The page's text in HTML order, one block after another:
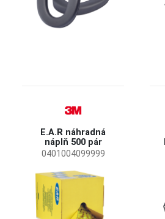
Hygienický set
Dávkovač
E.A.R náhradná
náplň 500 pár
0401004099999